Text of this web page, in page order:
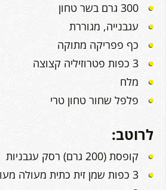
300 גרם בשר טחון
עגבנייה, מגוררת
כף פפריקה מתוקה
3 כפות פטרוזיליה קצוצה
מלח
פלפל שחור טחון טרי
לרוטב:
קופסת (200 גרם) רסק עגבניות
3 כפות שמן זית כתית מעולה מעודן